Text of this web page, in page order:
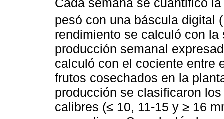
Cada semana se cuantificó
pesó con una báscula digital
rendimiento se calculó con
producción semanal
calculó con el cociente entre
frutos cosechados en la
producción se clasificaron
calibres (≤ 10, 11-15 y ≥ 16